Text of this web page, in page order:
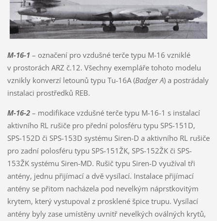
M-16-1– označení pro vzdušné terče typu M-16 vzniklé
v prostorách ARZ č.12. Všechny exempláře tohoto modelu
vznikly konverzí letounů typu Tu-16A (Badger A) a postrádaly
instalaci prostředků REB.
M-16-2– modifikace vzdušné terče typu M-16-1 s instalací
aktivního RL rušiče pro přední polosféru typu SPS-151D,
SPS-152D či SPS-153D systému Siren-D a aktivního RL rušiče
pro zadní polosféru typu SPS-151ŽK, SPS-152ŽK či SPS-
153ŽK systému Siren-MD. Rušič typu Siren-D využíval tři
antény, jednu přijímací a dvě vysílací. Instalace přijímací
antény se přitom nacházela pod nevelkým náprstkovitým
krytem, který vystupoval z prosklené špice trupu. Vysílací
antény byly zase umístěny uvnitř nevelkých oválných krytů,